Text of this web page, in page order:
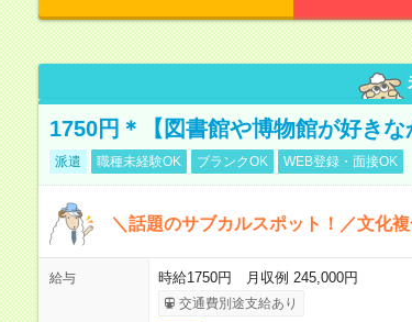
1750円＊【図書館や博物館が好き
派遣 職種未経験OK ブランクOK WEB登録・面接OK
＼話題のサブカルスポット！／文化
給与 時給1750円 月収例 245,000円
交通費別途支給あり